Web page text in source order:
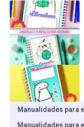
Manualidades para
Manualidades para